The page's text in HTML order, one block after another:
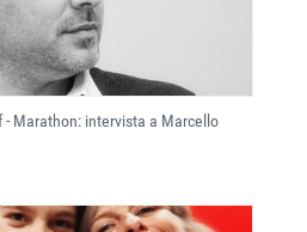
- Marathon: intervista a Marcello